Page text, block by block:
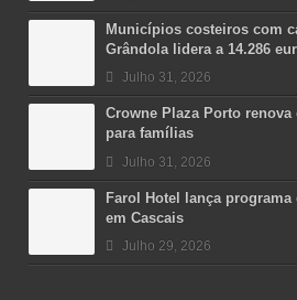
Municípios costeiros com
Grândola lidera a 14.286
Julho 31, 2026
Crowne Plaza Porto
para famílias
Julho 31, 2026
Farol Hotel lança programa
em Cascais
Julho 29, 2026